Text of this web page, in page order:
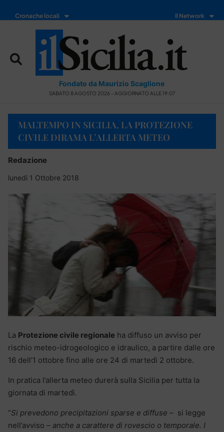
Cronache locali Il Network
Fondato da Maurizio Scaglione
SABATO 8 AGOSTO 2026 - AGGIORNATO ALLE 19:07
MALTEMPO IN SICILIA, LA PROTEZIONE
CIVILE DIRAMA L’ALLERTA METEO
Redazione
lunedì 1 Ottobre 2018
La Protezione civile regionale ha diffuso un avviso per
rischio meteo-idrogeologico e idraulico, a partire dalle ore
16 dell’1 ottobre fino alle ore 24 di martedì 2 ottobre.
In pratica l’allerta meteo durerà sulla Sicilia per tutta la
giornata di martedì.
“Si prevedono precipitazioni sparse e diffuse – si legge
nell’avviso – anche a carattere di rovescio o temporale. I